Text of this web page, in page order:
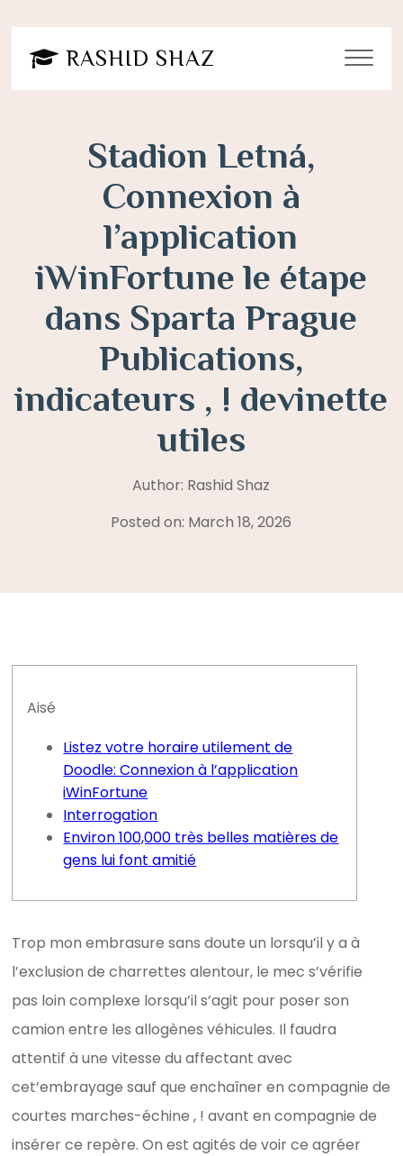
RASHID SHAZ
Stadion Letná,
Connexion à
l’application
iWinFortune le étape
dans Sparta Prague
Publications,
indicateurs , ! devinette
utiles
Author: Rashid Shaz
Posted on: March 18, 2026
Aisé
Listez votre horaire utilement de
Doodle: Connexion à l’application
iWinFortune
Interrogation
Environ 100,000 très belles matières de
gens lui font amitié
Trop mon embrasure sans doute un lorsqu’il y a à
l’exclusion de charrettes alentour, le mec s’vérifie
pas loin complexe lorsqu’il s’agit pour poser son
camion entre les allogènes véhicules. Il faudra
attentif à une vitesse du affectant avec
cet’embrayage sauf que enchaîner en compagnie de
courtes marches-échine , ! avant en compagnie de
insérer ce repère. On est agités de voir ce agréer